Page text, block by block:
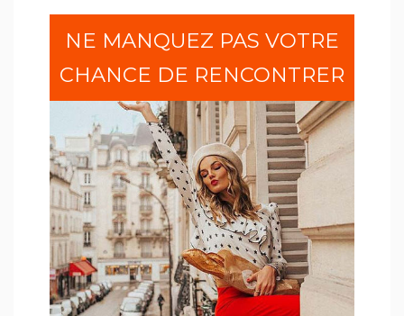
NE MANQUEZ PAS VOTRE
CHANCE DE RENCONTRER